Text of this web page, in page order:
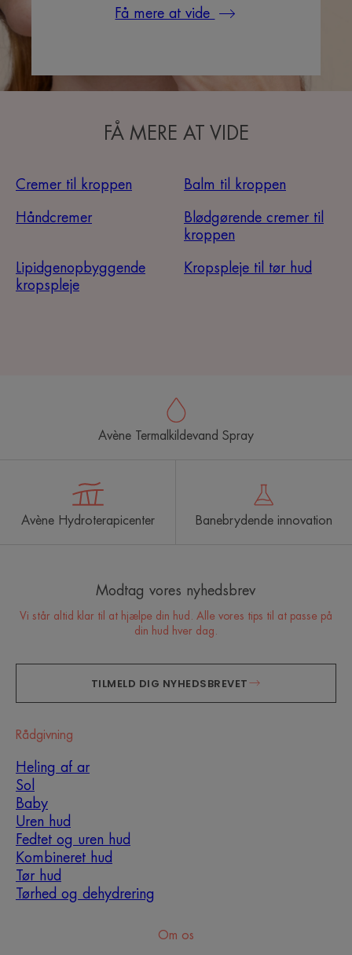
Få mere at vide
FÅ MERE AT VIDE
Cremer til kroppen Balm til kroppen
Håndcremer
Blødgørende cremer til
kroppen
Lipidgenopbyggende
kropspleje
Kropspleje til tør hud
Hvilken hudplejerutine skal
du adoptere?
Identificer, hvad din hud virkelig har brug for med
hjælp fra vores eksperter og opdag den mest
Avène Termalkildevand Spray
Avène Hydroterapicenter Banebrydende innovation
Modtag vores nyhedsbrev
Vi står altid klar til at hjælpe din hud. Alle vores tips til at passe på
din hud hver dag.
TILMELD DIG NYHEDSBREVET
Rådgivning
Heling af ar
Sol
Baby
Uren hud
Fedtet og uren hud
Kombineret hud
Tør hud
Tørhed og dehydrering
Om os